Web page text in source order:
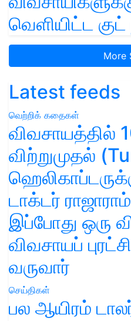
வெளியிட்ட குட்
More
Latest feeds
வெற்றிக் கதைகள்
விவசாயத்தில்
விற்றுமுதல்
டாக்டர் ராஜாராம்
இப்போது ஒரு
விவசாயப்
வருவார்
செய்திகள்
பல ஆயிரம்